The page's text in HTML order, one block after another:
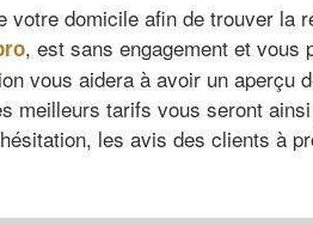
domicile afin de trouver la
, est sans engagement et vous
vous aidera à avoir un aperçu
meilleurs tarifs vous seront
les avis des clients à